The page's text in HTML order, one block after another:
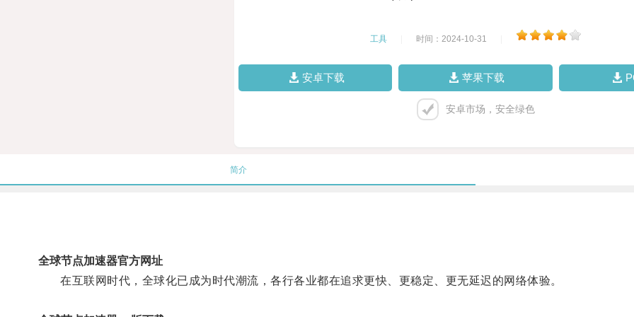
工具 时间：2024-10-31
安卓下载 苹果下载
安卓市场，安全绿色
简介
全球节点加速器官方网址
在互联网时代，全球化已成为时代潮流，各行各业都在追求更快、更稳定、更无延迟的网络体验。